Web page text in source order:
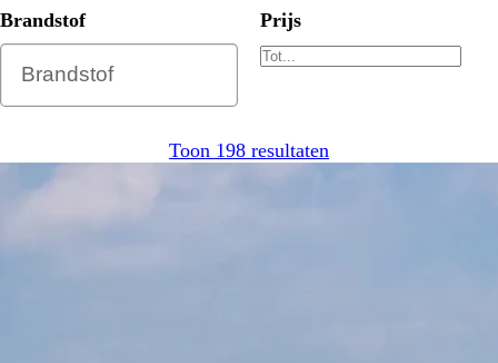
Brandstof Prijs
Toon 198 resultaten